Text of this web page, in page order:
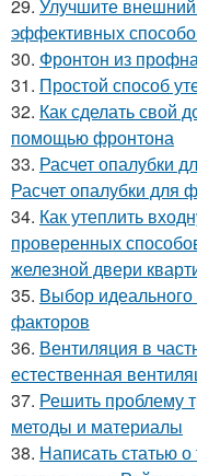
29. Улучшите
эффективных
30. Фронтон из
31. Простой способ
32. Как сделать свой
помощью фронтона
33. Расчет опалубки
Расчет опалубки для
34. Как утеплить
проверенных
железной двери
35. Выбор идеального
факторов
36. Вентиляция в
естественная
37. Решить проблему
методы и материалы
38. Написать статью